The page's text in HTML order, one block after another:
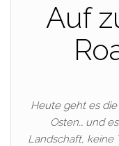
Auf
Heute geht es
Osten… und
Landschaft, keine